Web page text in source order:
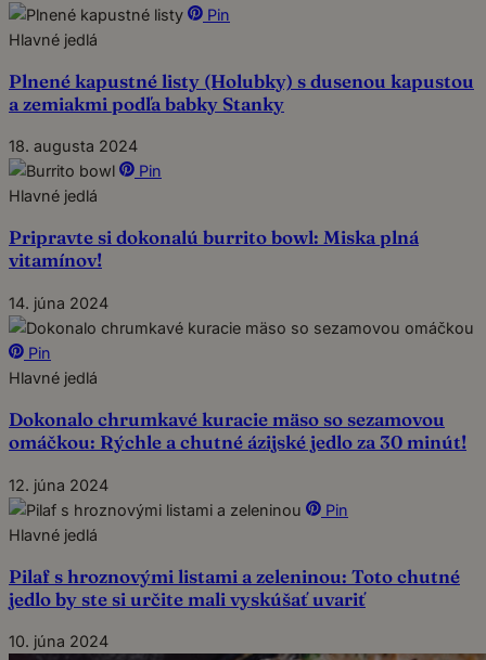
Pin
Hlavné jedlá
Plnené kapustné listy (Holubky) s dusenou kapustou
a zemiakmi podľa babky Stanky
18. augusta 2024
Pin
Hlavné jedlá
Pripravte si dokonalú burrito bowl: Miska plná
vitamínov!
14. júna 2024
Pin
Hlavné jedlá
Dokonalo chrumkavé kuracie mäso so sezamovou
omáčkou: Rýchle a chutné ázijské jedlo za 30 minút!
12. júna 2024
Pin
Hlavné jedlá
Pilaf s hroznovými listami a zeleninou: Toto chutné
jedlo by ste si určite mali vyskúšať uvariť
10. júna 2024